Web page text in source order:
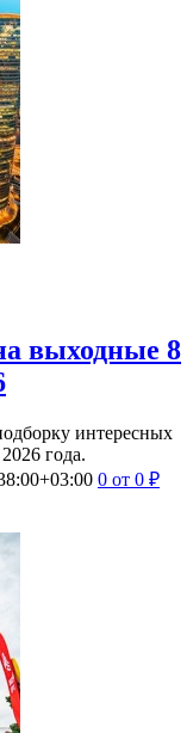
выходные 8
интересных
года.
0 от 0 ₽